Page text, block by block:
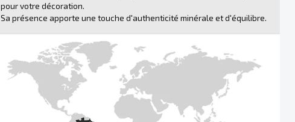
pour votre décoration.
Sa présence apporte une touche d'authenticité minérale et d'équilibre.